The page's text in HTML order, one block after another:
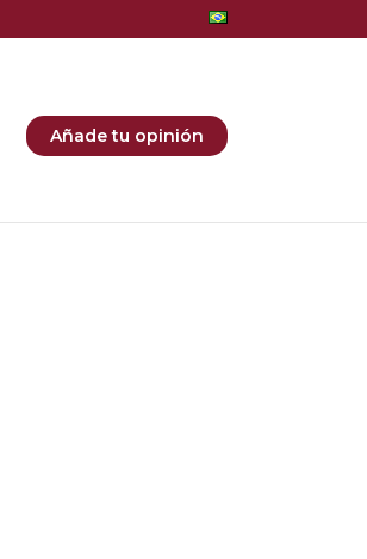
Añade tu opinión